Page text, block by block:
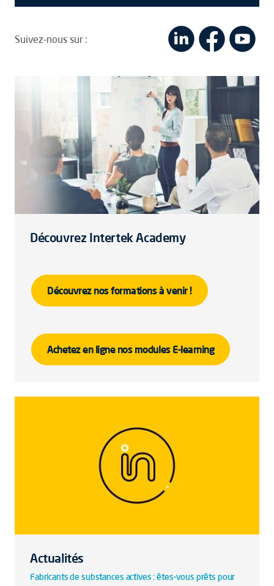
Suivez-nous sur :
Découvrez Intertek Academy
Découvrez nos formations à venir !
Achetez en ligne nos modules E-learning
Actualités
Fabricants de substances actives : êtes-vous prêts pour